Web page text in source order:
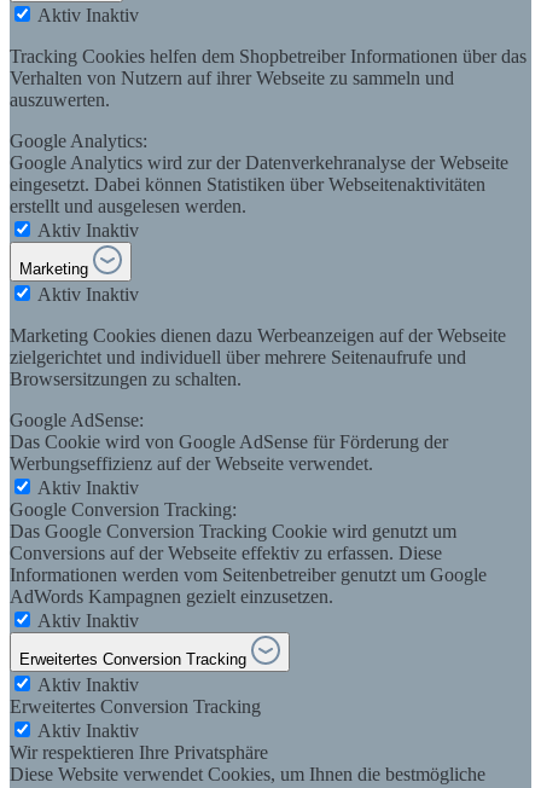
Aktiv Inaktiv
Tracking Cookies helfen dem Shopbetreiber Informationen über das
Verhalten von Nutzern auf ihrer Webseite zu sammeln und
auszuwerten.
Google Analytics:
Google Analytics wird zur der Datenverkehranalyse der Webseite
eingesetzt. Dabei können Statistiken über Webseitenaktivitäten
erstellt und ausgelesen werden.
Aktiv Inaktiv
Marketing
Aktiv Inaktiv
Marketing Cookies dienen dazu Werbeanzeigen auf der Webseite
zielgerichtet und individuell über mehrere Seitenaufrufe und
Browsersitzungen zu schalten.
Google AdSense:
Das Cookie wird von Google AdSense für Förderung der
Werbungseffizienz auf der Webseite verwendet.
Aktiv Inaktiv
Google Conversion Tracking:
Das Google Conversion Tracking Cookie wird genutzt um
Conversions auf der Webseite effektiv zu erfassen. Diese
Informationen werden vom Seitenbetreiber genutzt um Google
AdWords Kampagnen gezielt einzusetzen.
Aktiv Inaktiv
Erweitertes Conversion Tracking
Aktiv Inaktiv
Erweitertes Conversion Tracking
Aktiv Inaktiv
Wir respektieren Ihre Privatsphäre
Diese Website verwendet Cookies, um Ihnen die bestmögliche